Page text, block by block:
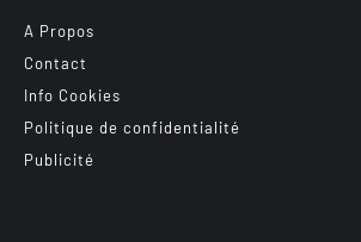
A Propos
Contact
Info Cookies
Politique de confidentialité
Publicité